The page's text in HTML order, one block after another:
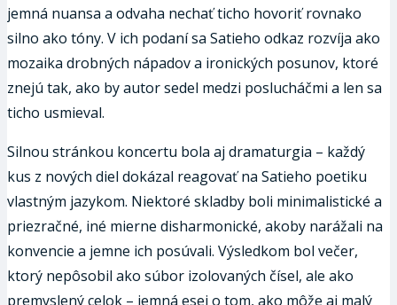
jemná nuansa a odvaha nechať ticho hovoriť rovnako
silno ako tóny. V ich podaní sa Satieho odkaz rozvíja ako
mozaika drobných nápadov a ironických posunov, ktoré
znejú tak, ako by autor sedel medzi poslucháčmi a len sa
ticho usmieval.
Silnou stránkou koncertu bola aj dramaturgia – každý
kus z nových diel dokázal reagovať na Satieho poetiku
vlastným jazykom. Niektoré skladby boli minimalistické a
priezračné, iné mierne disharmonické, akoby narážali na
konvencie a jemne ich posúvali. Výsledkom bol večer,
ktorý nepôsobil ako súbor izolovaných čísel, ale ako
premyslený celok – jemná esej o tom, ako môže aj malý